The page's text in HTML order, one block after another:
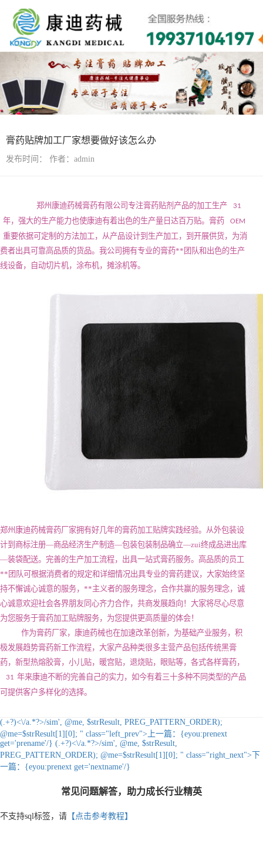
行业资讯
膏药贴牌加工厂家想要做好该怎么办
发布时间： 作者：admin
郑州康迪药械膏药有限公司专注膏药贴剂产品的加工生产 31
年，强大的生产能力也使康迪有着出色的生产量日达百万贴。膏药 OEM
重要依据可定制的方法加工，从产品设计到生产加工，到开展供货，为消
费者出具可靠高品质的货品。我公司拥有专业的膏药**团队和出色的生产
线设备，自动切片机，涂布机，摊涂机等。
郑州康迪药械膏药厂家拥有好几年的膏药加工贴牌实践经验。从外包装设
计到商标注册—商品经济生产制造—包装包装制品确立—zui终成品进出库
—装袋配送。完善的生产加工流程，出具一站式膏药服务。高品质的员工
**团队可根据消费者的规定和详细情况出具专业的膏药建议，大家始终坚
持不懈诚心诚意的服务，**主义者的服务理念，合作共赢的服务理念，诚
心诚意欢迎社会各界朋友同心齐力合作，共商发展趋向！大家将尽心尽意
为您服务于膏药加工贴牌服务，为您提供更高质量的体会！
作为膏药厂家，康迪药械也在加速改革创新，为基础产业服务，积
极发展趋势膏药新工作流程，大家产品种类很多主营产品包括传统黑膏
药，新型热熔胶膏，小儿贴，暖宫贴，退烧贴，眼贴等，各式各样膏药，
31 年来康迪不断的完善自己的实力，如今有着三十多种不同类型的产品
可提供客户多样化的选择。
(.+?)<\/a.*?>/sim', @me, $strResult, PREG_PATTERN_ORDER);
@me=$strResult[1][0]; " class="left_prev"> 上一篇： {eyou:prenext
get='prename'/} (.+?)<\/a.*?>/sim', @me, $strResult,
PREG_PATTERN_ORDER); @me=$strResult[1][0]; " class="right_next"> 下
一篇： {eyou:prenext get='nextname'/}
常见问题解答，助力成长行业精英
不支持sql标签，请 【点击参考教程】